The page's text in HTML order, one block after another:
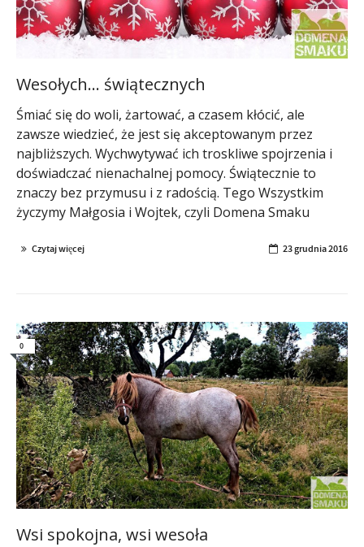
Wesołych… świątecznych
Śmiać się do woli, żartować, a czasem kłócić, ale
zawsze wiedzieć, że jest się akceptowanym przez
najbliższych. Wychwytywać ich troskliwe spojrzenia i
doświadczać nienachalnej pomocy. Świątecznie to
znaczy bez przymusu i z radością. Tego Wszystkim
życzymy Małgosia i Wojtek, czyli Domena Smaku
Czytaj więcej 23 grudnia 2016
0
Wsi spokojna, wsi wesoła